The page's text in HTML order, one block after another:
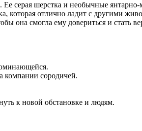
серая шерстка и необычные
которая отлично ладит с другими
она смогла ему довериться и стать
компании сородичей.
к новой обстановке и людям.